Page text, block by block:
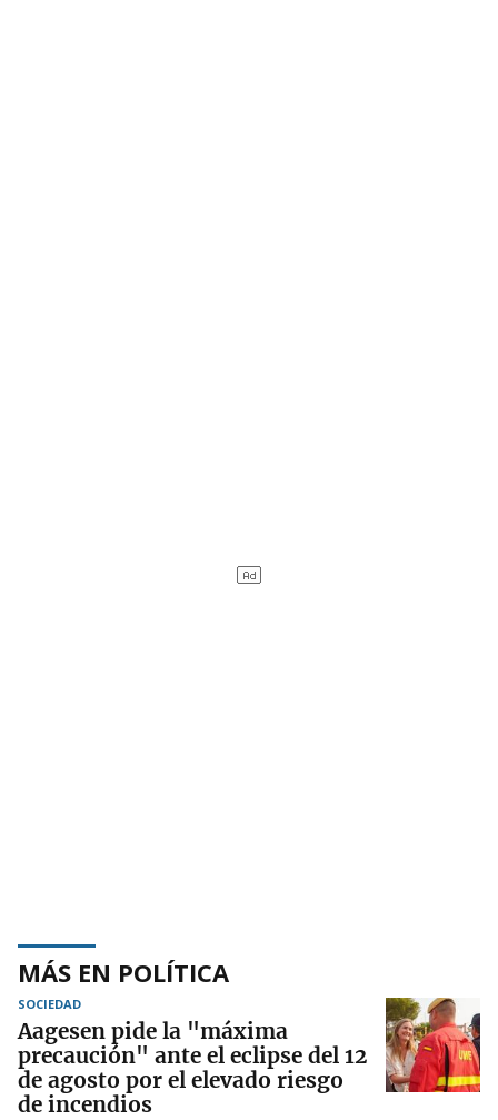
MÁS EN POLÍTICA
SOCIEDAD
Aagesen pide la "máxima
precaución" ante el eclipse del 12
de agosto por el elevado riesgo
de incendios